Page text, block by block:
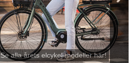
Se alla årets elcykel-modeller här!